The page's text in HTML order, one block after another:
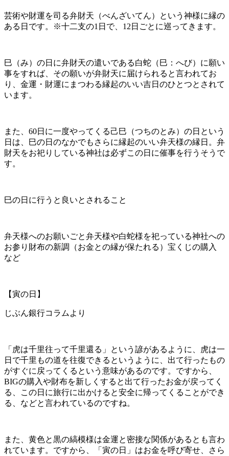
芸術や財運を司る弁財天（べんざいてん）という神様に縁の
ある日です。※十二支の1日で、12日ごとに巡ってきます。
巳（み）の日に弁財天の遣いである白蛇（巳：へび）に願い
事をすれば、その願いが弁財天に届けられると言われてお
り、金運・財運にまつわる縁起のいい吉日のひとつとされて
います。
また、60日に一度やってくる己巳（つちのとみ）の日という
日は、巳の日のなかでもさらに縁起のいい弁天様の縁日。弁
財天をお祀りしている神社は必ずこの日に催事を行うそうで
す。
巳の日に行うと良いとされること
弁天様へのお願いごと弁天様や白蛇様を祀っている神社への
お参り財布の新調（お金との縁が保たれる）宝くじの購入
など
【寅の日】
じぶん銀行コラムより
「虎は千里往って千里還る」という諺があるように、虎は一
日で千里もの道を往復できるというように、出て行ったもの
がすぐに戻ってくるという意味があるのです。ですから、
BIGの購入や財布を新しくすると出て行ったお金が戻ってく
る、この日に旅行に出かけると安全に帰ってくることができ
る、などと言われているのですね。
また、黄色と黒の縞模様は金運と密接な関係があるとも言わ
れています。ですから、「寅の日」はお金を呼び寄せ、さら